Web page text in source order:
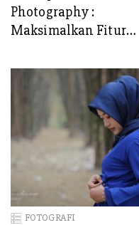
Photography :
Maksimalkan Fitur
Kamera
FOTOGRAFI